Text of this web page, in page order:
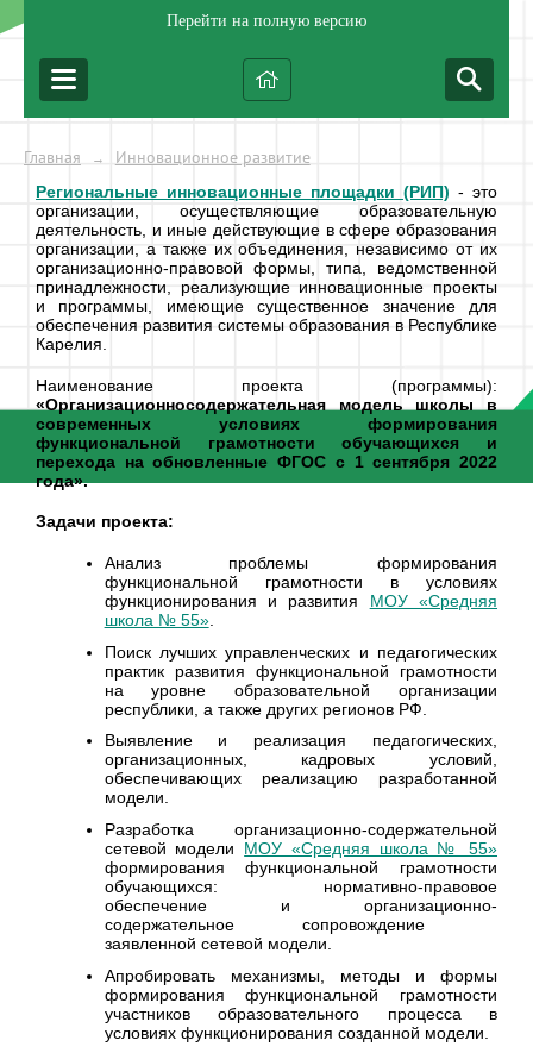
Перейти на полную версию
Главная → Инновационное развитие
Региональные инновационные площадки (РИП) - это
организации, осуществляющие образовательную
деятельность, и иные действующие в сфере образования
организации, а также их объединения, независимо от их
организационно-правовой формы, типа, ведомственной
принадлежности, реализующие инновационные проекты
и программы, имеющие существенное значение для
обеспечения развития системы образования в Республике
Карелия.
Наименование проекта (программы):
«Организационносодержательная модель школы в
современных условиях формирования
функциональной грамотности обучающихся и
перехода на обновленные ФГОС с 1 сентября 2022
года».
Задачи проекта:
Анализ проблемы формирования
функциональной грамотности в условиях
функционирования и развития МОУ «Средняя
школа № 55».
Поиск лучших управленческих и педагогических
практик развития функциональной грамотности
на уровне образовательной организации
республики, а также других регионов РФ.
Выявление и реализация педагогических,
организационных, кадровых условий,
обеспечивающих реализацию разработанной
модели.
Разработка организационно-содержательной
сетевой модели МОУ «Средняя школа № 55»
формирования функциональной грамотности
обучающихся: нормативно-правовое
обеспечение и организационно-
содержательное сопровождение
заявленной сетевой модели.
Апробировать механизмы, методы и формы
формирования функциональной грамотности
участников образовательного процесса в
условиях функционирования созданной модели.